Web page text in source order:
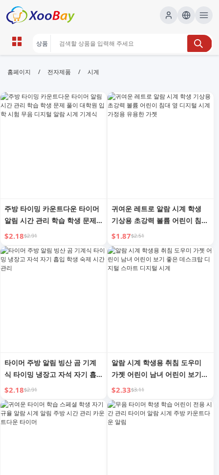
시계 | XOOBAY B2B/B2C Marketplace
랜드시계, wholesale 시계, XOOBAY
한국최신시계모음고급브랜드대전혜택가이드
홈페이지 / 전자제품 / 시계
주방 타이밍 카운트다운 타이머
알림 시간 관리 학습 학생 문제
풀이 대학원 입학 시험 무음 디
지털 알람 시계 기계식
$2.18$2.91
귀여운 레트로 알람 시계 학생
기상용 초강력 볼륨 어린이 침대
옆 디지털 시계 가정용 유용한
가젯
$1.87$2.51
타이머 주방 알림 빙산 곰 기계
식 타이밍 냉장고 자석 자기 흡
입 학생 숙제 시간 관리
$2.18$2.91
알람 시계 학생용 취침 도우미
가젯 어린이 남녀 어린이 보기
좋은 데스크탑 디지털 스마트 디
지털 시계
$2.33$3.11